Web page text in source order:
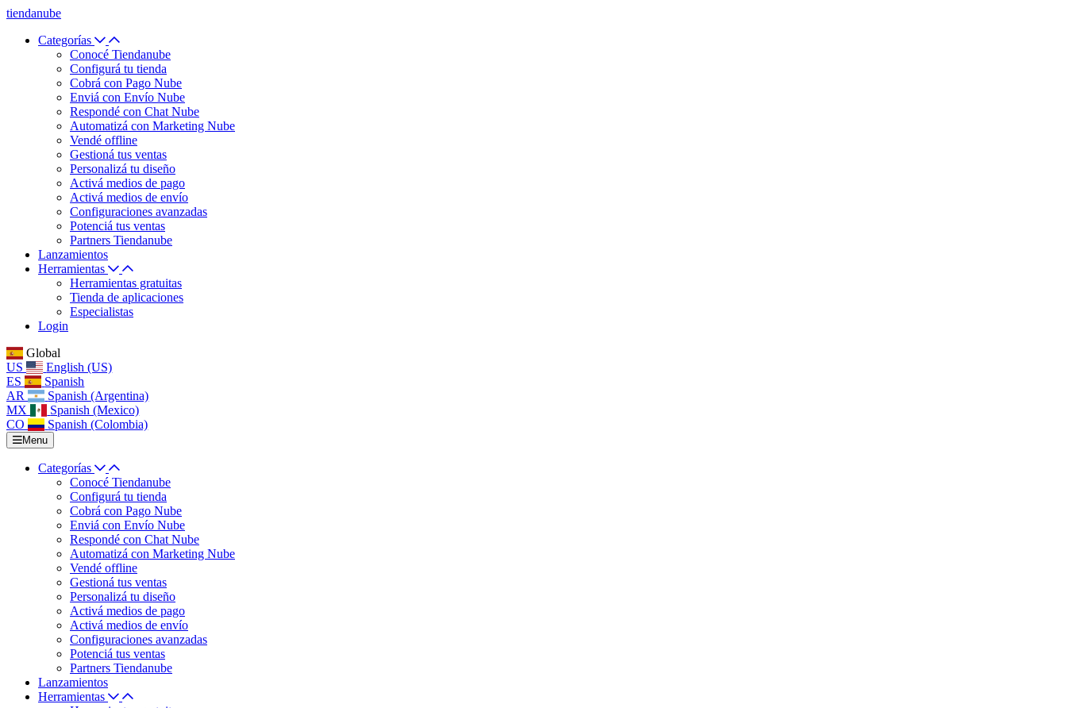
tiendanube
Categorías
Conocé Tiendanube
Configurá tu tienda
Cobrá con Pago Nube
Enviá con Envío Nube
Respondé con Chat Nube
Automatizá con Marketing Nube
Vendé offline
Gestioná tus ventas
Personalizá tu diseño
Activá medios de pago
Activá medios de envío
Configuraciones avanzadas
Potenciá tus ventas
Partners Tiendanube
Lanzamientos
Herramientas
Herramientas gratuitas
Tienda de aplicaciones
Especialistas
Login
Global
US
English (US)
ES
Spanish
AR
Spanish (Argentina)
MX
Spanish (Mexico)
CO
Spanish (Colombia)
Menu
Categorías
Conocé Tiendanube
Configurá tu tienda
Cobrá con Pago Nube
Enviá con Envío Nube
Respondé con Chat Nube
Automatizá con Marketing Nube
Vendé offline
Gestioná tus ventas
Personalizá tu diseño
Activá medios de pago
Activá medios de envío
Configuraciones avanzadas
Potenciá tus ventas
Partners Tiendanube
Lanzamientos
Herramientas